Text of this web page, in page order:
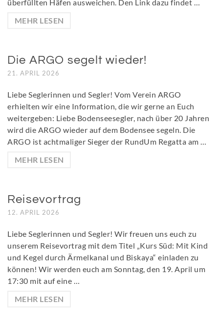
überfüllten Häfen ausweichen. Den Link dazu findet …
MEHR LESEN
Die ARGO segelt wieder!
21. APRIL 2026
Liebe Seglerinnen und Segler! Vom Verein ARGO
erhielten wir eine Information, die wir gerne an Euch
weitergeben: Liebe Bodenseesegler, nach über 20 Jahren
wird die ARGO wieder auf dem Bodensee segeln. Die
ARGO ist achtmaliger Sieger der RundUm Regatta am …
MEHR LESEN
Reisevortrag
12. APRIL 2026
Liebe Seglerinnen und Segler! Wir freuen uns euch zu
unserem Reisevortrag mit dem Titel „Kurs Süd: Mit Kind
und Kegel durch Ärmelkanal und Biskaya“ einladen zu
können! Wir werden euch am Sonntag, den 19. April um
17:30 mit auf eine …
MEHR LESEN